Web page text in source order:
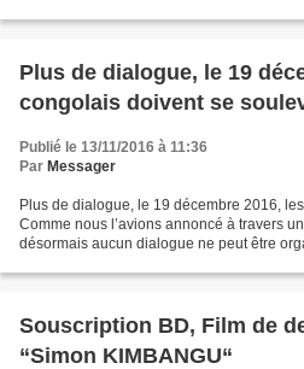
Plus de dialogue, le 19
congolais doivent se
Publié le 13/11/2016 à 11:36
Par Messager
Plus de dialogue, le 19 décembre 2016,
Comme nous l’avions annoncé à travers
désormais aucun dialogue ne peut être
Souscription BD, Film de
“Simon KIMBANGU“